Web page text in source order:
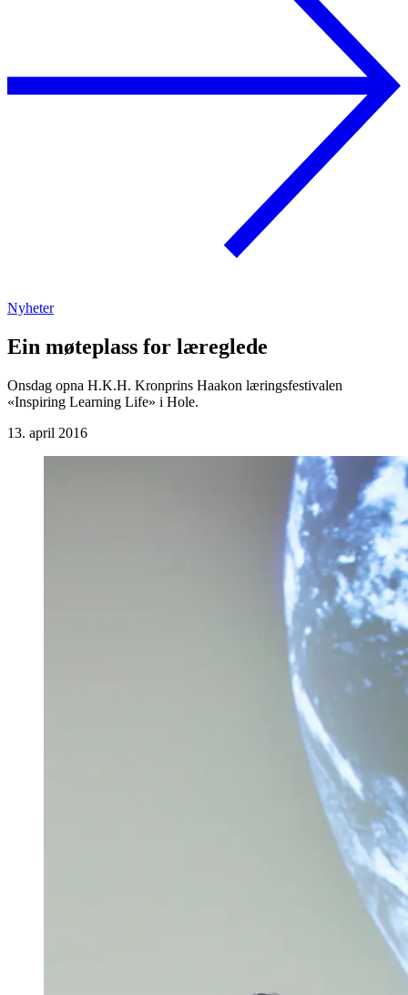
Nyheter
Ein møteplass for læreglede
Onsdag opna H.K.H. Kronprins Haakon læringsfestivalen
«Inspiring Learning Life» i Hole.
13. april 2016